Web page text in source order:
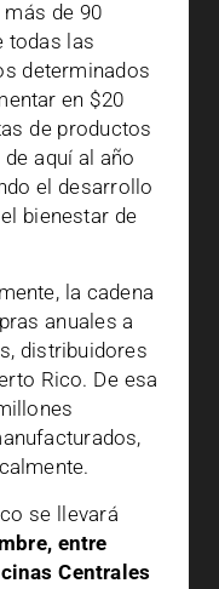
de 90
todas las
determinados
en $20
de productos
aquí al año
el desarrollo
bienestar de
la cadena
anuales a
distribuidores
Rico. De esa
se llevará
entre
Centrales